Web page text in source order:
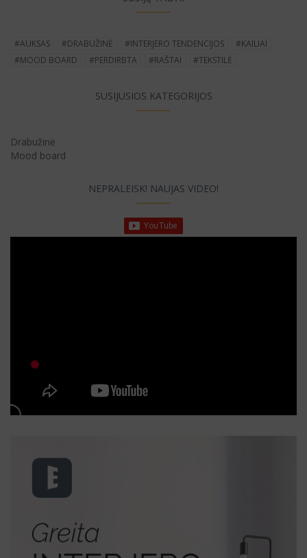
#AUKSAS #DRABUŽINĖ #INTERJERO TENDENCIJOS
#KAILIAI
#MOOD BOARD
#PERDIRBTA #RAŠTAI #TEKSTILĖ
SUSIJUSIOS KATEGORIJOS
Drabužinė
Mood board
NEPRALEISK! NAUJAS VIDEO!